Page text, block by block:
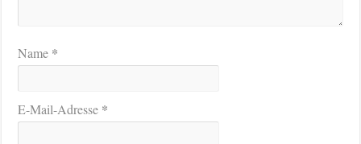
Name *
E-Mail-Adresse *